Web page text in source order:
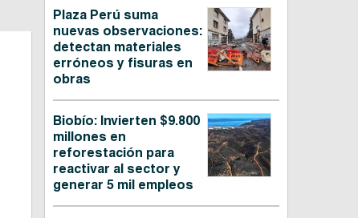
Plaza Perú suma
nuevas observaciones:
detectan materiales
erróneos y fisuras en
obras
Biobío: Invierten $9.800
millones en
reforestación para
reactivar al sector y
generar 5 mil empleos